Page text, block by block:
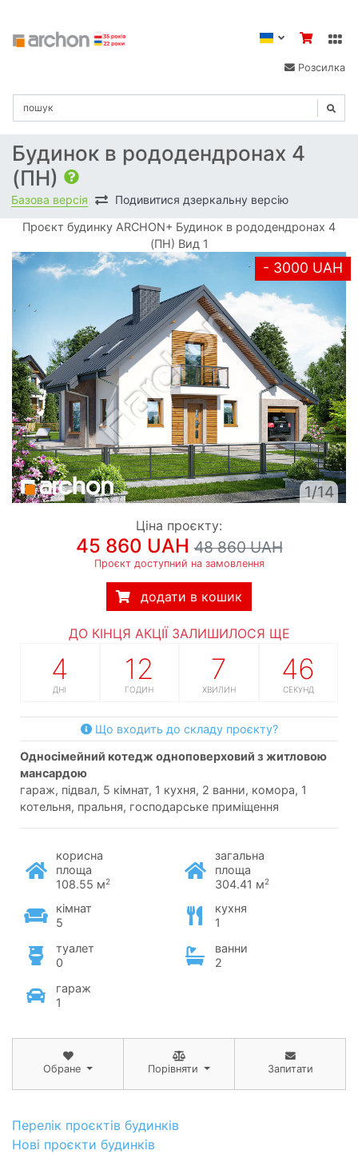
Розсилка
Будинок в рододендронах 4
(ПН)
Базова версія Подивитися дзеркальну версію
Проєкт будинку ARCHON+ Будинок в рододендронах 4
(ПН) Вид 1
- 3000 UAH
1/14
Ціна проєкту:
45 860 UAH48 860 UAH
Проєкт доступний на замовлення
додати в кошик
ДО КІНЦЯ АКЦІЇ ЗАЛИШИЛОСЯ ЩЕ
4
ДНІ
12
ГОДИН
7
ХВИЛИН
45
СЕКУНД
Що входить до складу проєкту?
односімейний котедж одноповерховий з житловою
мансардою
гараж, підвал, 5 кімнат, 1 кухня, 2 ванни, комора, 1
котельня, пральня, господарське приміщення
корисна
площа
108.55 м2
загальна
площа
304.41 м2
кімнат
5
кухня
1
туалет
0
ванни
2
гараж
1
Обране Порівняти Запитати
Перелік проєктів будинків
Нові проєкти будинків